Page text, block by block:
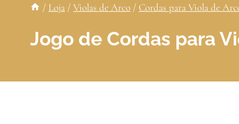
/ Loja /Violas de Arco / Cordas para Viola de
Jogo de Cordas para